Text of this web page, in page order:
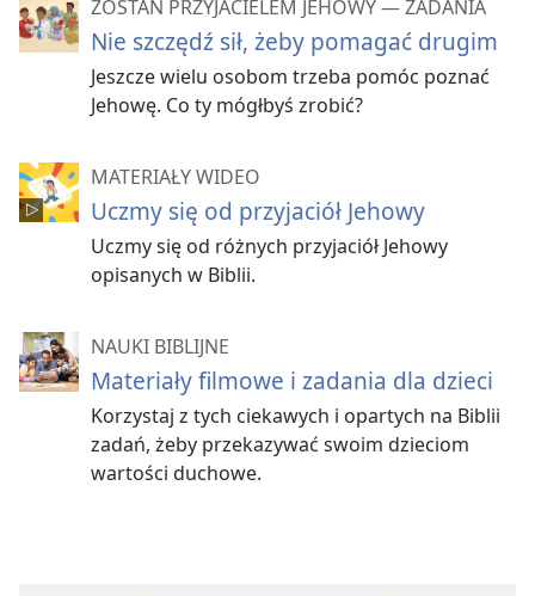
ZOSTAŃ PRZYJACIELEM JEHOWY — ZADANIA
Nie szczędź sił, żeby pomagać drugim
Jeszcze wielu osobom trzeba pomóc poznać
Jehowę. Co ty mógłbyś zrobić?
MATERIAŁY WIDEO
Uczmy się od przyjaciół Jehowy
Uczmy się od różnych przyjaciół Jehowy
opisanych w Biblii.
NAUKI BIBLIJNE
Materiały filmowe i zadania dla dzieci
Korzystaj z tych ciekawych i opartych na Biblii
zadań, żeby przekazywać swoim dzieciom
wartości duchowe.